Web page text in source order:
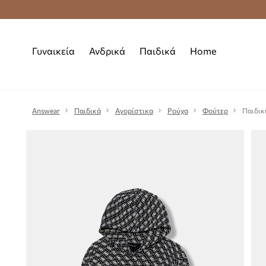
Δωρεάν
Γυναικεία Ανδρικά Παιδικά Home
Answear Παιδικά Αγορίστικα Ρούχα Φούτερ